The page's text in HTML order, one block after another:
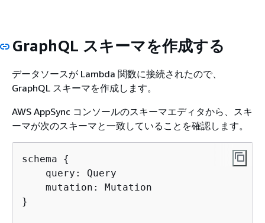
GraphQL スキーマを作成する
データソースが Lambda 関数に接続されたので、
GraphQL スキーマを作成します。
AWS AppSync コンソールのスキーマエディタから、スキ
ーマが次のスキーマと一致していることを確認します。
schema {
    query: Query
    mutation: Mutation
}